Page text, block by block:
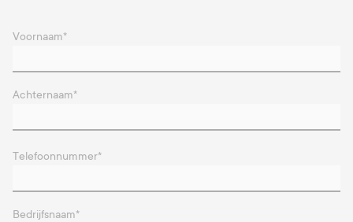
Voornaam*
Achternaam*
Telefoonnummer*
Bedrijfsnaam*